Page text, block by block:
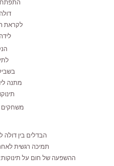
דולה
לקראת
לידה
מתנה
משחקים
הבדלים בין דולה
תמיכה רגשית
ההשפעה של חום על